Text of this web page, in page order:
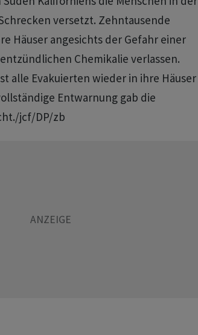
versetzt. Zehntausende
Häuser angesichts der Gefahr einer
Chemikalie verlassen.
alle Evakuierten wieder in ihre Häuser
Entwarnung gab die
jcf/DP/zb